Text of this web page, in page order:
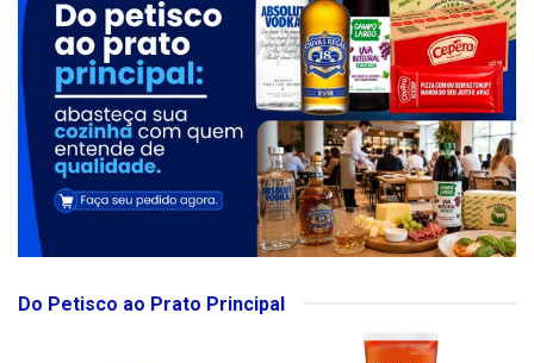
Do Petisco ao Prato Principal